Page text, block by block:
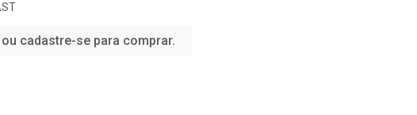
cadastre-se para comprar.